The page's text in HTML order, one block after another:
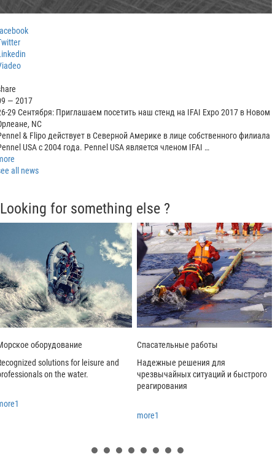
— 2017
29 Сентября: Приглашаем посетить наш стенд на IFAI Expo 2017 в Новом
NC
& Flipo действует в Северной Америке в лице собственного филиала
USA с 2004 года. Pennel USA является членом IFAI …
all news
Looking for something else ?
оборудование
solutions for leisure and
on the water.
Спасательные работы
Надежные решения для
чрезвычайных ситуаций и быстрого
реагирования
more1